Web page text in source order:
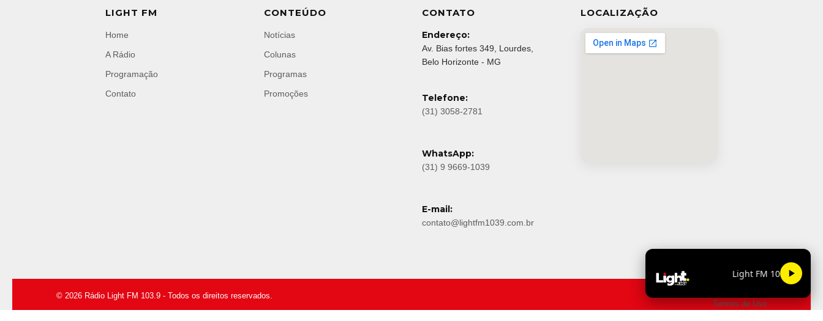
LIGHT FM
Home
A Rádio
Programação
Contato
CONTEÚDO
Notícias
Colunas
Programas
Promoções
CONTATO
Endereço:
Av. Bias fortes 349, Lourdes,
Belo Horizonte - MG
Telefone:
(31) 3058-2781
WhatsApp:
(31) 9 9669-1039
E-mail:
contato@lightfm1039.com.br
LOCALIZAÇÃO
© 2026 Rádio Light FM 103.9 - Todos os direitos reservados.
Termos de Uso
Light FM 103.9